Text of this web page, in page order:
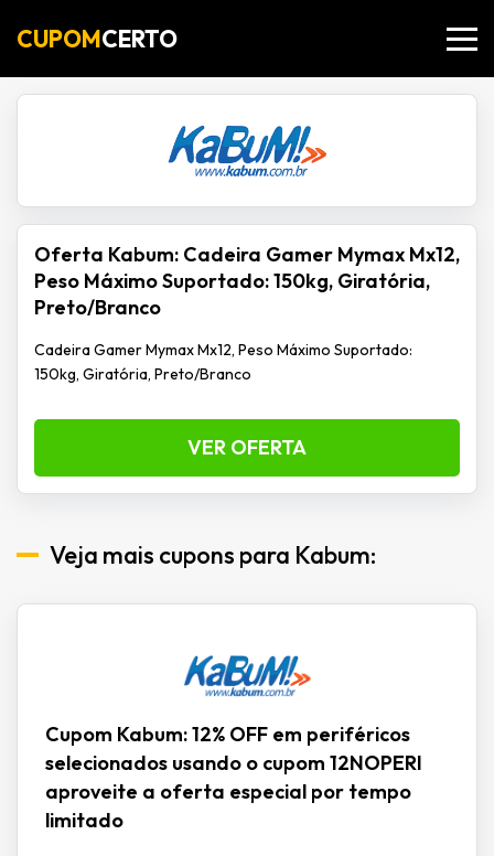
CUPOMCERTO
Oferta Kabum: Cadeira Gamer Mymax Mx12,
Peso Máximo Suportado: 150kg, Giratória,
Preto/Branco
Cadeira Gamer Mymax Mx12, Peso Máximo Suportado:
150kg, Giratória, Preto/Branco
VER OFERTA
Veja mais cupons para Kabum:
Cupom Kabum: 12% OFF em periféricos
selecionados usando o cupom 12NOPERI
aproveite a oferta especial por tempo
limitado